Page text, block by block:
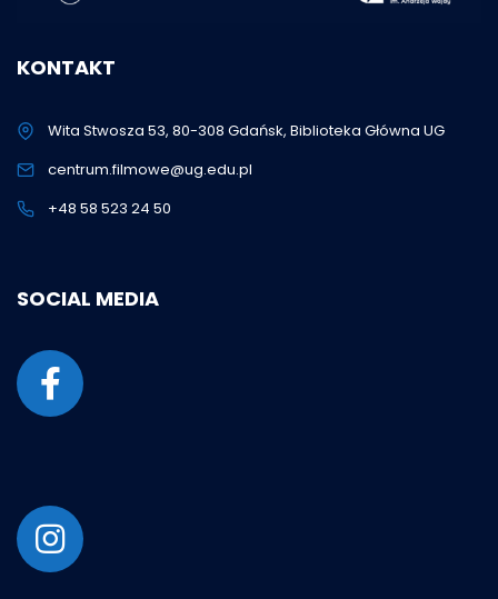
KONTAKT
Wita Stwosza 53, 80-308 Gdańsk, Biblioteka Główna UG
centrum.filmowe@ug.edu.pl
+48 58 523 24 50
SOCIAL MEDIA